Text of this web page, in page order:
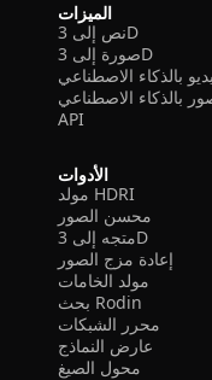
الميزات
نص إلى 3D
صورة إلى 3D
بالذكاء الاصطناعي
بالذكاء الاصطناعي
API
الأدوات
مولد HDRI
محسن الصور
متجه إلى 3D
إعادة مزج الصور
مولد الخامات
بحث Rodin
محرر الشبكات
عارض النماذج
محول الصيغ